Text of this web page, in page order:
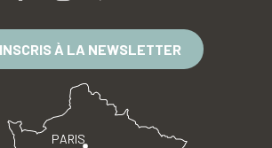
À LA NEWSLETTER
PARIS